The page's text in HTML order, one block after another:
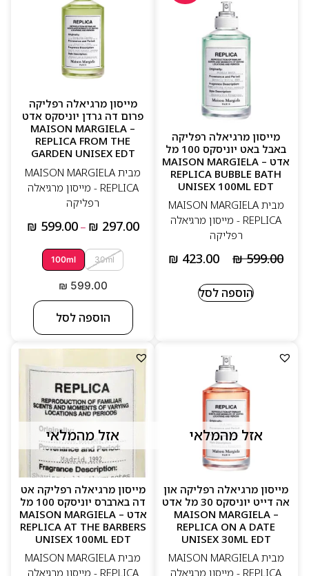
מייסון מרגיאלה רפליקה
באבל באט יוניסקס 100 מל
אדט – MAISON MARGIELA
REPLICA BUBBLE BATH
UNISEX 100ML EDT
מבית MAISON MARGIELA
REPLICA - מייסון מרגיאלה
רפליקה
₪599.00
₪ 423.00
הוספה לסל
מייסון מרגיאלה רפליקה
פרום דה גרדן יוניסקס אדט
– MAISON MARGIELA
REPLICA FROM THE
GARDEN UNISEX EDT
מבית MAISON MARGIELA
REPLICA - מייסון מרגיאלה
רפליקה
₪ 297.00
–
₪ 599.00
30ml
100ml
₪ 599.00
הוספה לסל
אזל מהמלאי
מייסון מרגיאלה רפליקה און
אה דייט יוניסקס 30 מל אדט
– MAISON MARGIELA
REPLICA ON A DATE
UNISEX 30ML EDT
מבית MAISON MARGIELA
REPLICA - מייסון מרגיאלה
אזל מהמלאי
מייסון מרגיאלה רפליקה אט
דה בארברס יוניסקס 100 מל
אדט – MAISON MARGIELA
REPLICA AT THE BARBERS
UNISEX 100ML EDT
מבית MAISON MARGIELA
REPLICA - מייסון מרגיאלה